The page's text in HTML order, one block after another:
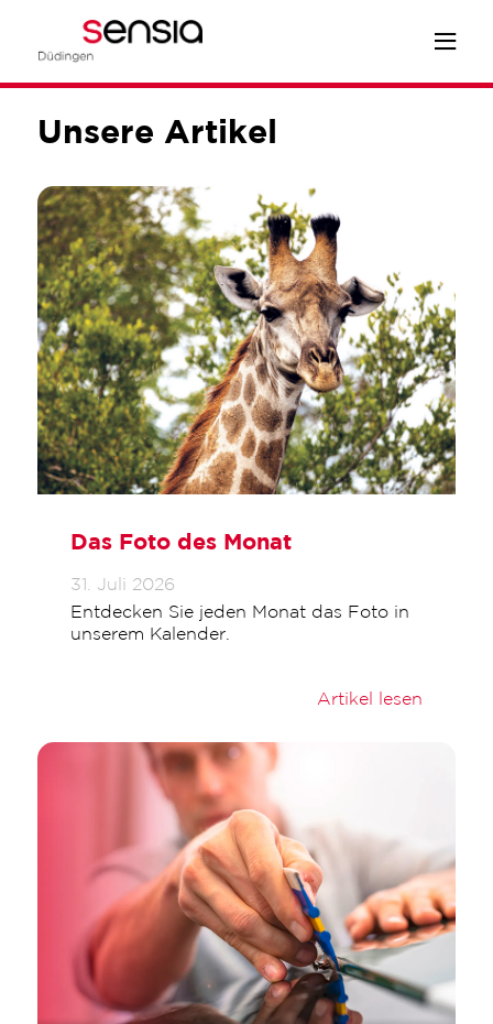
Unsere Artikel
Das Foto des Monat
31. Juli 2026
Entdecken Sie jeden Monat das Foto in
unserem Kalender.
Artikel lesen